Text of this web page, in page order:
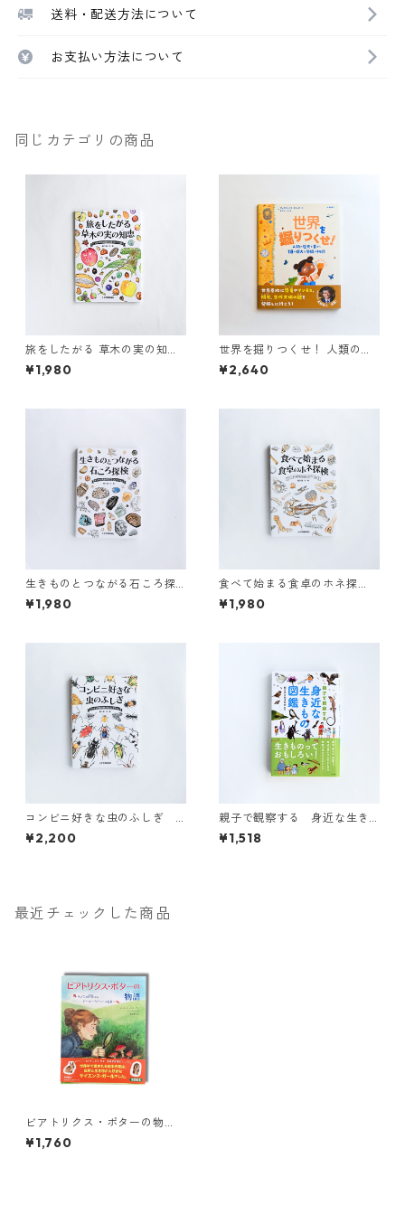
送料・配送方法について
お支払い方法について
同じカテゴリの商品
旅をしたがる 草木の実の知
恵 ゲッチョ先生の草木の実
コレクション
¥1,980
世界を掘りつくせ！ 人類の歴
史を変えた18の偉大な発掘の物
語
¥2,640
生きものとつながる石ころ探
検 ゲッチョ先生の石
ころコレクション
¥1,980
食べて始まる食卓のホネ探
検 ゲッチョ先生のホ
ネコレクション
¥1,980
コンビニ好きな虫のふしぎ
ゲッチョ先生の夜の虫
コレクション
¥2,200
親子で観察する 身近な生き
もの図鑑
¥1,518
最近チェックした商品
ビアトリクス・ポターの物
語 キノコの研究からピータ
ーラビットの世界へ
¥1,760